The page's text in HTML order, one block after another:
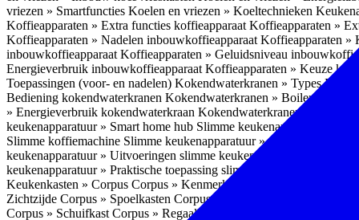
vriezen » Smartfuncties Koelen en vriezen » Koeltechnieken
Koffieapparaten » Extra functies koffieapparaat Koffieapparaten »
Koffieapparaten » Nadelen inbouwkoffieapparaat Koffieapparaten »
inbouwkoffieapparaat Koffieapparaten » Geluidsniveau
Energieverbruik inbouwkoffieapparaat Koffieapparaten » Keuze
Toepassingen (voor- en nadelen) Kokendwaterkranen » Types
Bediening kokendwaterkranen Kokendwaterkranen » Boilers
» Energieverbruik kokendwaterkraan Kokendwaterkranen »
keukenapparatuur » Smart home hub Slimme keukenapparatuur »
Slimme koffiemachine Slimme keukenapparatuur » Slimme stekker
keukenapparatuur » Uitvoeringen slimme keukenapparatuur
keukenapparatuur » Praktische toepassing slimme keukenapparatuur
Keukenkasten » Corpus Corpus » Kenmerken
Zichtzijde Corpus » Spoelkasten Corpus » Soorten keukenkasten
Corpus » Schuifkast Corpus » Regaalkast